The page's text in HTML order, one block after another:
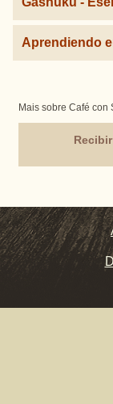
Aprendiendo
Mais sobre Café con